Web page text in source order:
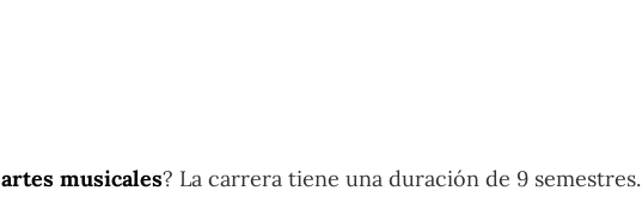
artes musicales? La carrera tiene una duración de 9 semestres.